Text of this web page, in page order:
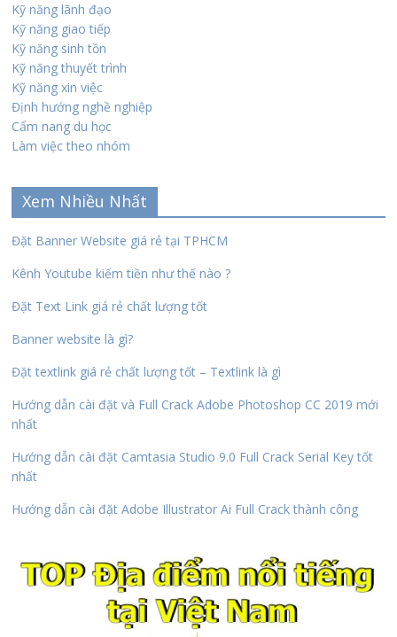
Kỹ năng lãnh đạo
Kỹ năng giao tiếp
Kỹ năng sinh tồn
Kỹ năng thuyết trình
Kỹ năng xin việc
Định hướng nghề nghiệp
Cẩm nang du học
Làm việc theo nhóm
Xem Nhiều Nhất
Đặt Banner Website giá rẻ tại TPHCM
Kênh Youtube kiếm tiền như thế nào ?
Đặt Text Link giá rẻ chất lượng tốt
Banner website là gì?
Đặt textlink giá rẻ chất lượng tốt – Textlink là gì
Hướng dẫn cài đặt và Full Crack Adobe Photoshop CC 2019 mới
nhất
Hướng dẫn cài đặt Camtasia Studio 9.0 Full Crack Serial Key tốt
nhất
Hướng dẫn cài đặt Adobe Illustrator Ai Full Crack thành công